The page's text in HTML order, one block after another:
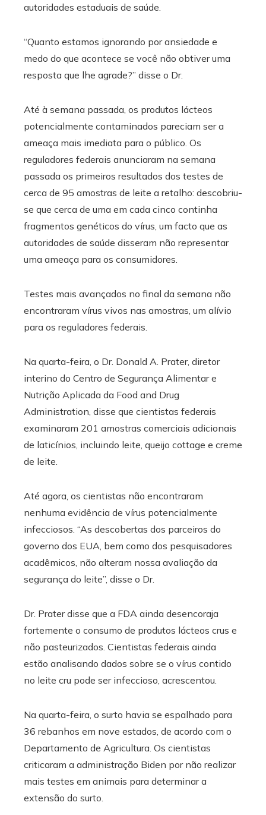
autoridades estaduais de saúde.
“Quanto estamos ignorando por ansiedade e
medo do que acontece se você não obtiver uma
resposta que lhe agrade?” disse o Dr.
Até à semana passada, os produtos lácteos
potencialmente contaminados pareciam ser a
ameaça mais imediata para o público. Os
reguladores federais anunciaram na semana
passada os primeiros resultados dos testes de
cerca de 95 amostras de leite a retalho: descobriu-
se que cerca de uma em cada cinco continha
fragmentos genéticos do vírus, um facto que as
autoridades de saúde disseram não representar
uma ameaça para os consumidores.
Testes mais avançados no final da semana não
encontraram vírus vivos nas amostras, um alívio
para os reguladores federais.
Na quarta-feira, o Dr. Donald A. Prater, diretor
interino do Centro de Segurança Alimentar e
Nutrição Aplicada da Food and Drug
Administration, disse que cientistas federais
examinaram 201 amostras comerciais adicionais
de laticínios, incluindo leite, queijo cottage e creme
de leite.
Até agora, os cientistas não encontraram
nenhuma evidência de vírus potencialmente
infecciosos. “As descobertas dos parceiros do
governo dos EUA, bem como dos pesquisadores
acadêmicos, não alteram nossa avaliação da
segurança do leite”, disse o Dr.
Dr. Prater disse que a FDA ainda desencoraja
fortemente o consumo de produtos lácteos crus e
não pasteurizados. Cientistas federais ainda
estão analisando dados sobre se o vírus contido
no leite cru pode ser infeccioso, acrescentou.
Na quarta-feira, o surto havia se espalhado para
36 rebanhos em nove estados, de acordo com o
Departamento de Agricultura. Os cientistas
criticaram a administração Biden por não realizar
mais testes em animais para determinar a
extensão do surto.